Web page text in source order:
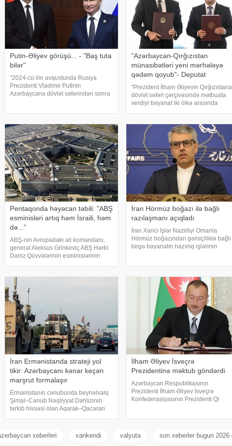
Putin-Əliyev görüşü... - "Baş tuta
bilər"
"2024-cü ilin avqustunda Rusiya
Prezidenti Vladimir Putinin
Azərbaycana dövlət səfərindən sonra
dialoq
"Azərbaycan-Qırğızıstan
münasibətləri yeni mərhələyə
qədəm qoyub"- Deputat
"Prezident İlham Əliyevin Qırğızıstana
dövlət səfəri çərçivəsində mətbuata
verdiyi bəyanat iki ölkə arasında
nümayiş etdirdi". Bu fikirləri Milli
Məclisi
Pentaqonda həyəcan təbili: "ABŞ
esminisləri artıq həm İsraili, həm
də..."
ABŞ-nin Avropadakı ali komandanı,
general Aleksus Grinkeviç ABŞ Hərbi
Dəniz Qüvvələrinin esminislərinin
KONKRET.azxəbər verir ki, onun
sözlərinə görə, mövcud resursla
İran Hörmüz boğazı ilə bağlı
razılaşmanı açıqladı
İran Xarici İşlər Nazirliyi Omanla
Hörmüz boğazından gəmiçiliklə bağlı
birgə bəyanatın hazırlıq işlərinin
arasınd
İran Ermənistanda strateji yol
tikir: Azərbaycanı kənar keçən
marşrut formalaşır
Ermənistanın cənubunda beynəlxalq
Şimal–Cənub Nəqliyyat Dəhlizinin
tərkib hissəsi olan Aqarak–Qacaran
KONKRET.azbakupost-a istinadən
xəbər verir ki, bu barəd
İlham Əliyev İsveçrə
Prezidentinə məktub göndərdi
Azərbaycan Respublikasının
Prezidenti İlham Əliyev İsveçrə
Konfederasiyasının Prezidenti Qi
xeberleri xankendi valyuta son xeberler bugun 2026